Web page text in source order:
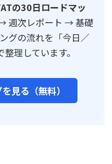
の30日ロードマッ
週次レポート → 基礎
グの流れを「今日／
理しています。
見る（無料）